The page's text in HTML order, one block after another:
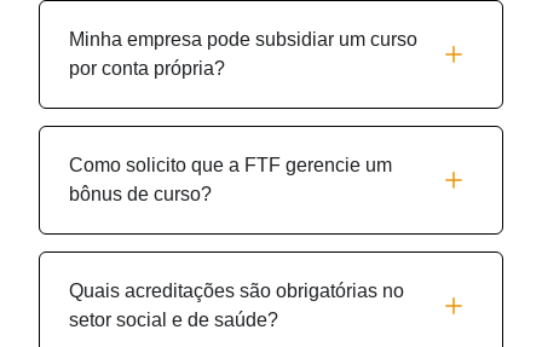
Minha empresa pode subsidiar um curso
por conta própria?
Como solicito que a FTF gerencie um
bônus de curso?
Quais acreditações são obrigatórias no
setor social e de saúde?